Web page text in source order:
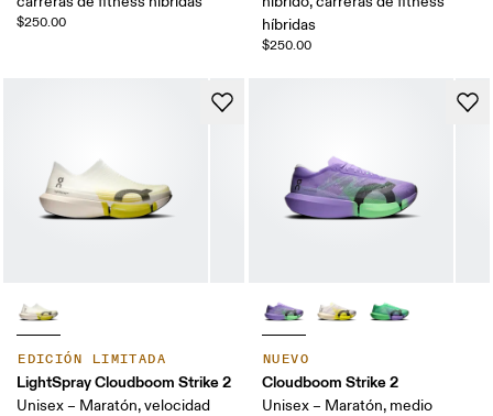
$250.00
híbridas
$250.00
EDICIÓN LIMITADA
LightSpray Cloudboom Strike 2
Unisex – Maratón, velocidad
NUEVO
Cloudboom Strike 2
Unisex – Maratón, medio